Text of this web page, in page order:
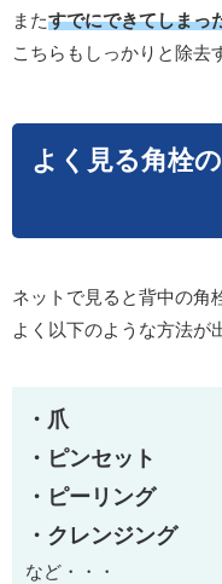
またすでにできてしまっ
こちらもしっかりと除去
よく見る角栓
ネットで見ると背中の角
よく以下のような方法が
・爪
・ピンセット
・ピーリング
・クレンジング
など・・・